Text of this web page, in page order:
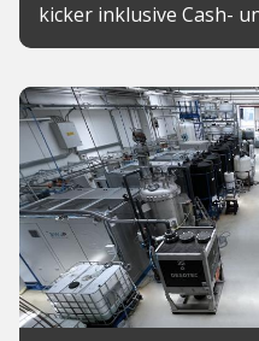
kicker inklusive Cash-